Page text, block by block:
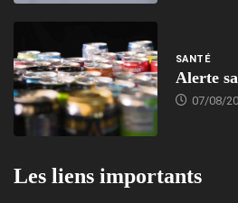
SANTÉ
Alerte
07/08/
Les liens importants